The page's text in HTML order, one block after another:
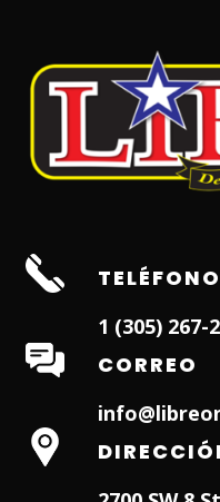
TELÉFONO
1 (305) 267-
CORREO